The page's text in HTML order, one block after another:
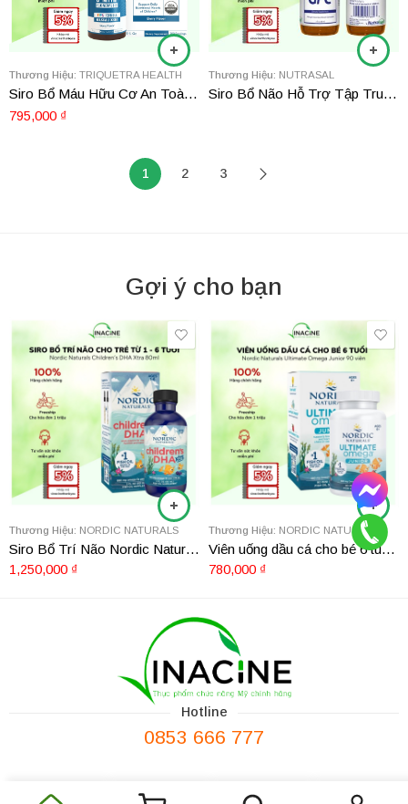
Thương Hiệu: TRIQUETRA HEALTH
Siro Bổ Máu Hữu Cơ An Toàn Cho Bé Trên 1 Tuổi Triquetra L-Methylfolate 5-MTHF plus Methyl B12 1oz (300 lần dùng)
795,000 ₫
Thương Hiệu: NUTRASAL
Siro Bổ Não Hỗ Trợ Tập Trung Và Minh Mẫn Cerebra GPC 60ml (alpha-glycerophosphocholine)
1 2 3
Gợi ý cho bạn
Thương Hiệu: NORDIC NATURALS
Siro Bổ Trí Não Nordic Naturals Children’s DHA Xtra 60ml
1,250,000 ₫
Thương Hiệu: NORDIC NATURALS
Viên uống dầu cá cho bé 6 tuổi Nordic Naturals Ultimate Omega Junior 90 viên
780,000 ₫
Hotline
0853 666 777